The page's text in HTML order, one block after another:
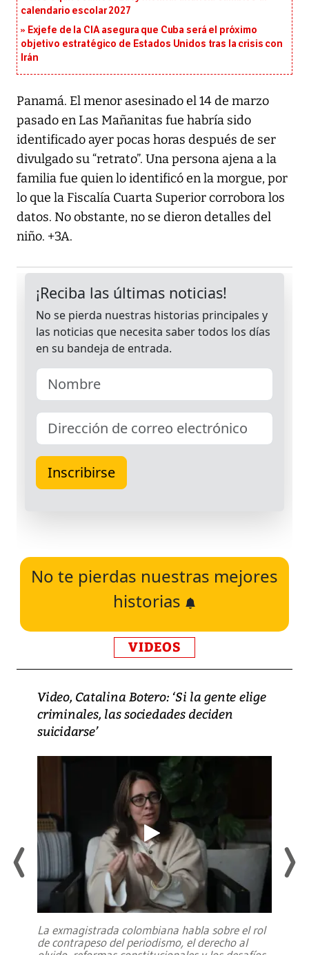
calendario escolar 2027
Exjefe de la CIA asegura que Cuba será el próximo
objetivo estratégico de Estados Unidos tras la crisis con
Irán
Panamá. El menor asesinado el 14 de marzo
pasado en Las Mañanitas fue habría sido
identificado ayer pocas horas después de ser
divulgado su “retrato”. Una persona ajena a la
familia fue quien lo identificó en la morgue, por
lo que la Fiscalía Cuarta Superior corrobora los
datos. No obstante, no se dieron detalles del
niño. +3A.
No te pierdas nuestras mejores
historias
VIDEOS
Video, Catalina Botero: ‘Si la gente elige
criminales, las sociedades deciden
suicidarse’
La exmagistrada colombiana habla sobre el rol
de contrapeso del periodismo, el derecho al